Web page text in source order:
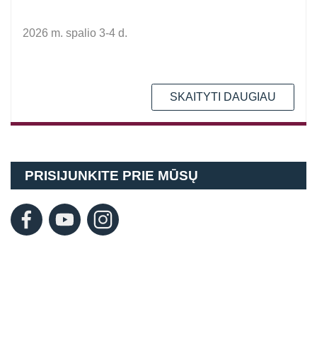
2026 m. spalio 3-4 d.
SKAITYTI DAUGIAU
PRISIJUNKITE PRIE MŪSŲ